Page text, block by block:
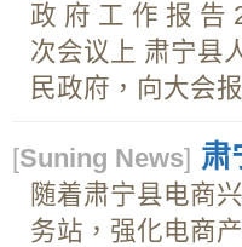
政 府 工 作 报 告
次会议上 肃宁县
民政府，向大会
[Suning News] 肃
随着肃宁县电商
务站，强化电商